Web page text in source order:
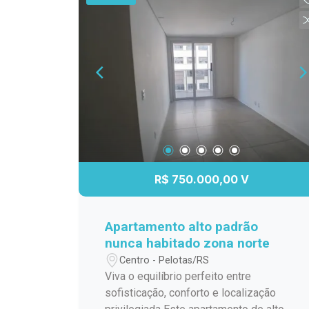
ampliar sua estrutura em um dos
empreendimentos comerciais mais
modernos de Pelotas. Localização:
Localizadas no bairro São Gonçalo, as
salas estão ao lado do Parque Una e
próximas ao Shopping Pelotas, em uma
região em constante valorização e de
fácil acesso. O entorno reúne
empresas, serviços, gastronomia e
áreas de lazer, proporcionando mais
colaboradores e parceiros comerciais.
comercial é composto por duas salas
amplas, que podem ser utilizadas de
forma integrada ou independente,
oferecendo excelente aproveitamento
dos espaços e diversas possibilidades
de configuração conforme a
R$ 750.000,00 V
Apartamento alto padrão
nunca habitado zona norte
Centro - Pelotas/RS
Viva o equilíbrio perfeito entre
sofisticação, conforto e localização